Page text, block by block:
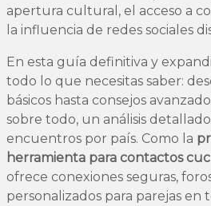
apertura cultural, el acceso a
la influencia de redes sociales
En esta guía definitiva y
todo lo que necesitas saber:
básicos hasta consejos
sobre todo, un análisis
encuentros por país. Como la
herramienta para contactos
ofrece conexiones seguras,
personalizados para parejas en